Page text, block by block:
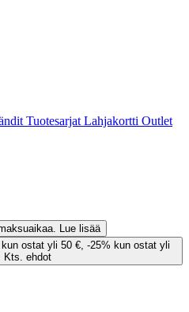
Tuotesarjat Lahjakortti Outlet
Lue lisää
ostat yli 50 €, -25% kun ostat yli
Kts. ehdot